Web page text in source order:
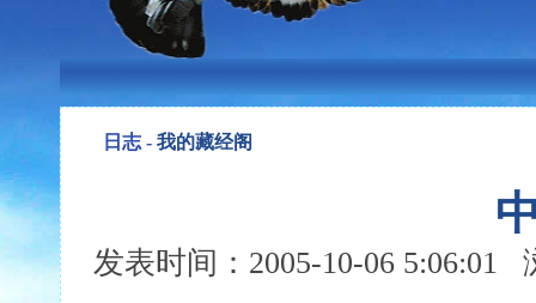
日志 - 我的藏经阁
发表时间：2005-10-06